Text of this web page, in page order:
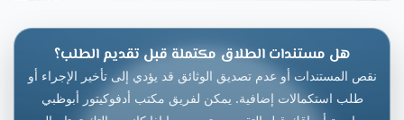
هل مستندات الطلاق مكتملة قبل تقديم الطلب؟
نقص المستندات أو عدم تصديق الوثائق قد يؤدي إلى تأخير الإجراء أو
طلب استكمالات إضافية. يمكن لفريق مكتب أدفوكيتور أبوظبي